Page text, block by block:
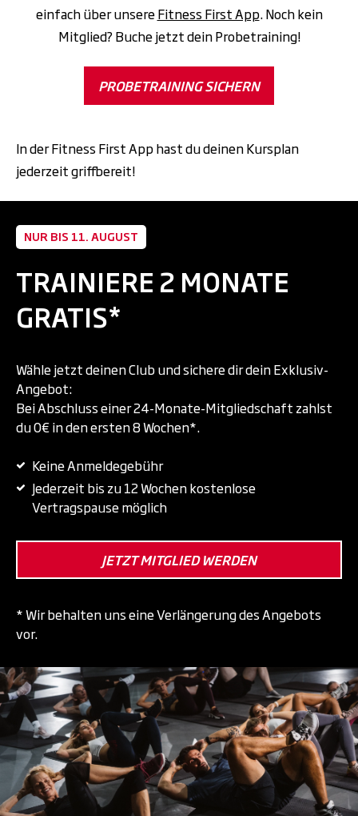
einfach über unsereFitness First App. Noch kein
Mitglied? Buche jetzt dein Probetraining!
PROBETRAINING SICHERN
In der Fitness First App hast du deinen Kursplan
jederzeit griffbereit!
NUR BIS 11. AUGUST
TRAINIERE 2 MONATE
GRATIS*
Wähle jetzt deinen Club und sichere dir dein Exklusiv-
Angebot:
Bei Abschluss einer 24-Monate-Mitgliedschaft zahlst
du 0€ in den ersten 8 Wochen*.
Keine Anmeldegebühr
Jederzeit bis zu 12 Wochen kostenlose
Vertragspause möglich
JETZT MITGLIED WERDEN
* Wir behalten uns eine Verlängerung des Angebots
vor.